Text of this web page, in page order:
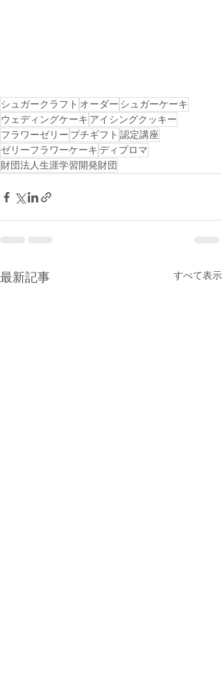
シュガークラフト オーダー シュガーケーキ
ウェディングケーキ アイシングクッキー
フラワーゼリー プチギフト 認定講座
ゼリーフラワーケーキ ディプロマ
財団法人生涯学習開発財団
最新記事 すべて表示